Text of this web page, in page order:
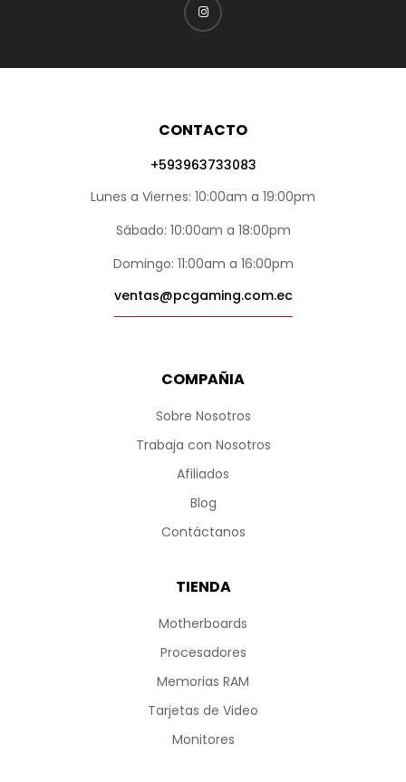
COMPAÑIA
Sobre Nosotros
Trabaja con Nosotros
Afiliados
Blog
Contáctanos
TIENDA
Motherboards
Procesadores
Memorias RAM
Tarjetas de Video
Monitores
CONTACTO
+593963733083
Lunes a Viernes: 10:00am a 19:00pm
Sábado: 10:00am a 18:00pm
Domingo: 11:00am a 16:00pm
ventas@pcgaming.com.ec